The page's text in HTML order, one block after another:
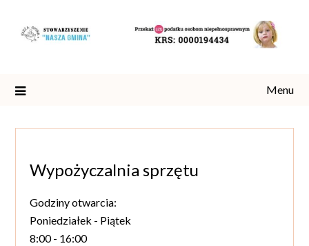
content
Menu
Wypożyczalnia sprzętu
Godziny otwarcia:
Poniedziałek - Piątek
8:00 - 16:00